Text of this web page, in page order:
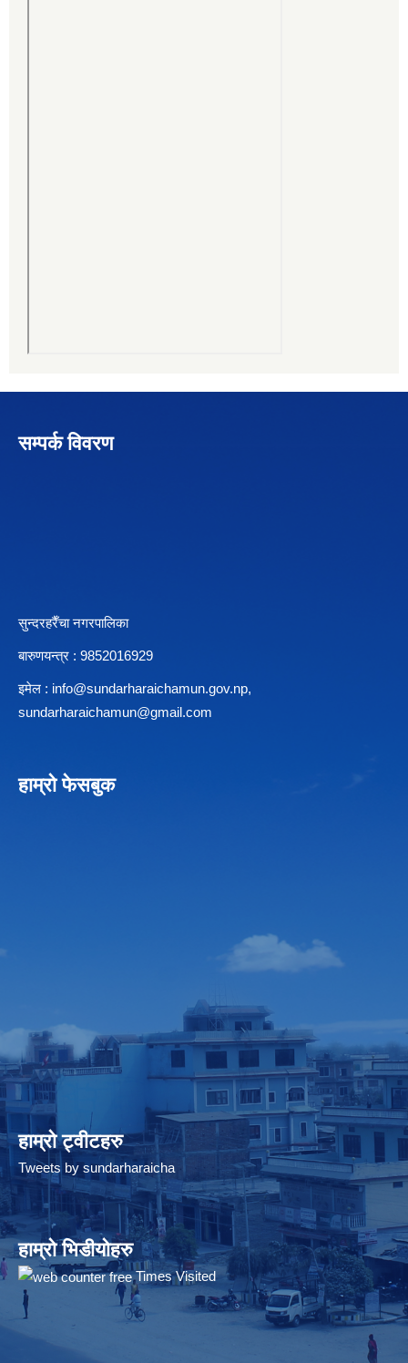
सम्पर्क विवरण
सुन्दरहरैँचा नगरपालिका
बारुणयन्त्र : 9852016929
इमेल : info@sundarharaichamun.gov.np,
sundarharaichamun@gmail.com
हाम्रो फेसबुक
हाम्रो ट्वीटहरु
Tweets by sundarharaicha
हाम्रो भिडीयोहरु
Times Visited